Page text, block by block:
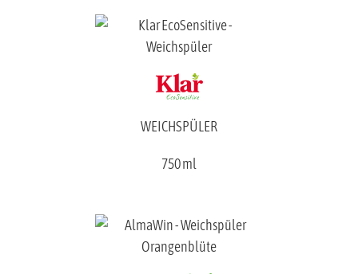
WEICHSPÜLER
750 ml